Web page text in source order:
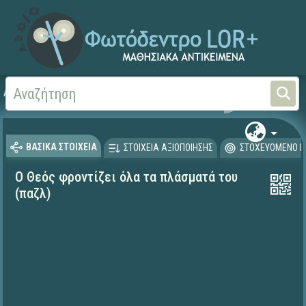
Αρχική
ΒΑΣΙΚΑ ΣΤΟΙΧΕΙΑ ΣΤΟΙΧΕΙΑ ΑΞΙΟΠΟΙΗΣΗΣ ΣΤΟΧΕΥΟΜΕΝΟ
Ο Θεός φροντίζει όλα τα πλάσματά του
(παζλ)